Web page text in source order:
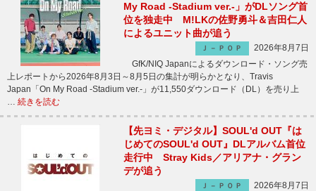
My Road -Stadium ver.-」がDLソング首
位を独走中 M!LKの佐野勇斗＆吉田仁人
によるユニット曲が追う
Ｊ－ＰＯＰ
2026年8月7日
GfK/NIQ Japanによるダウンロード・ソング売
上レポートから2026年8月3日～8月5日の集計が明らかとなり、Travis
Japan「On My Road -Stadium ver.-」が11,550ダウンロード（DL）を売り上
… 続きを読む
【先ヨミ・デジタル】SOUL'd OUT『は
じめてのSOUL'd OUT』DLアルバム首位
走行中 Stray Kids／アリアナ・グラン
デが追う
Ｊ－ＰＯＰ
2026年8月7日